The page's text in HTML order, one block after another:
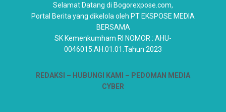
Selamat Datang di Bogorexpose.com,
Portal Berita yang dikelola oleh PT EKSPOSE MEDIA
BERSAMA
SK Kemenkumham RI NOMOR : AHU-
0046015.AH.01.01.Tahun 2023
REDAKSI – HUBUNGI KAMI
– PEDOMAN MEDIA
CYBER